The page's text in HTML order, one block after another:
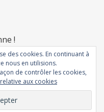
Tous droits réservés.
WP Royal
des cookies. En continuant à
nous en utilisions.
de contrôler les cookies,
aux cookies